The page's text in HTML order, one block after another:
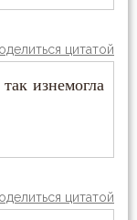
цитатой
изнемогла
цитатой